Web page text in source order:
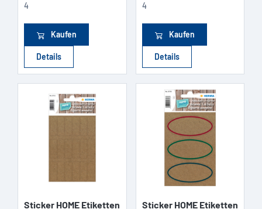
4
Kaufen
Details
4
Kaufen
Details
Sticker HOME Etiketten
Sticker HOME Etiketten